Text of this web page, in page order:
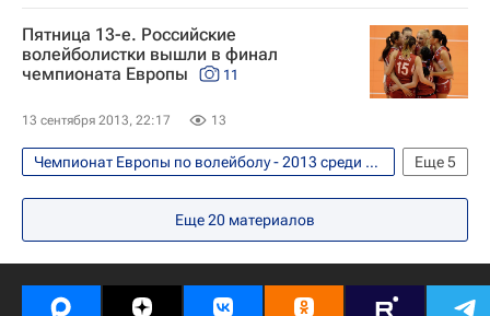
Волейбол
Юрий Маричев
Сербия (ж)
Россия (ж)
Екатерина Панкова
Пятница 13-е. Российские
волейболистки вышли в финал
чемпионата Европы
11
13 сентября 2013, 22:17 13
Еще5
Чемпионат Европы по волейболу - 2013 среди женских сборных. 6 - 14 сентября
Фото
Волейбол
Сербия (ж)
Россия (ж)
Еще20 материалов